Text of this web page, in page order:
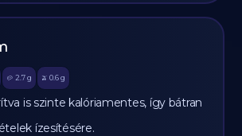
🥔 2.7g 🫒 0.6 g
is szinte kalóriamentes, így bátran
ízesítésére.